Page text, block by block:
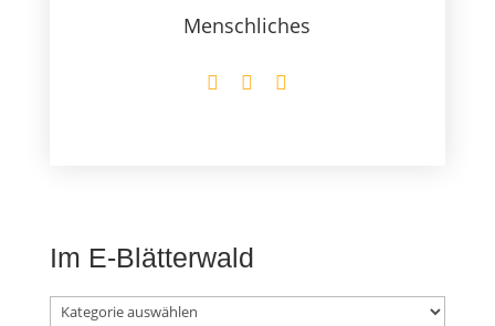
Menschliches
Im E-Blätterwald
Im